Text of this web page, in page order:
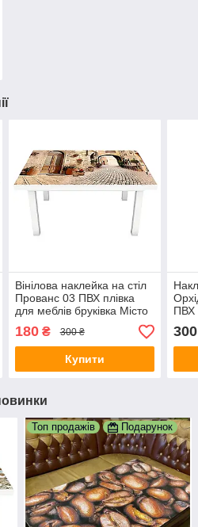
Вінілова наклейка на стіл
Прованс 03 ПВХ плівка
для меблів бруківка Місто
Бежевий 600*1200 мм
180₴ 300 ₴
Купити
ПВХ
300
Топ продажів Подарунок